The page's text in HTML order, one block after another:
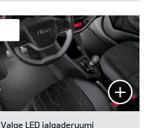
Valge LED jalgaderuumi